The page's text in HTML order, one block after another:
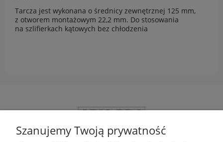
Tarcza jest wykonana o średnicy zewnętrznej 125 mm,
z otworem montażowym 22,2 mm. Do stosowania
na szlifierkach kątowych bez chłodzenia
Szanujemy Twoją prywatność